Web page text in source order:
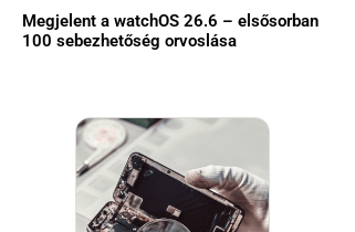
Megjelent a watchOS 26.6 – elsősorban
100 sebezhetőség orvoslása